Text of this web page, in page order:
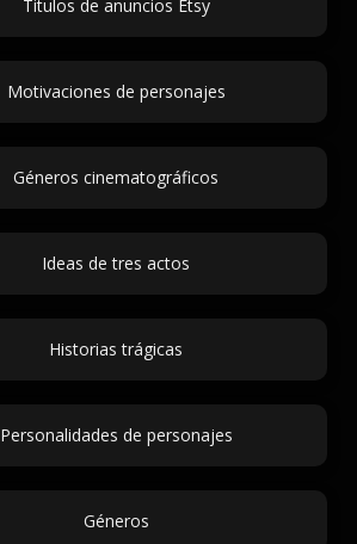
Titulos de anuncios Etsy
Motivaciones de personajes
Géneros cinematográficos
Ideas de tres actos
Historias trágicas
Personalidades de personajes
Géneros